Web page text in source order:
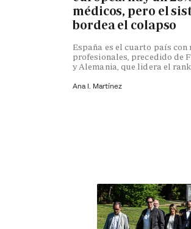
médicos, pero el
bordea el colapso
España es el cuarto país con
profesionales, precedido de
y Alemania, que lidera el
Ana I. Martínez